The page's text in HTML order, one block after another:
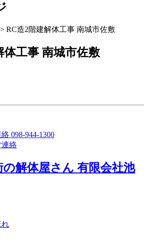
> RC造2階建解体工事 南城市佐敷
体工事 南城市佐敷
絡 098-944-1300
連絡
れ